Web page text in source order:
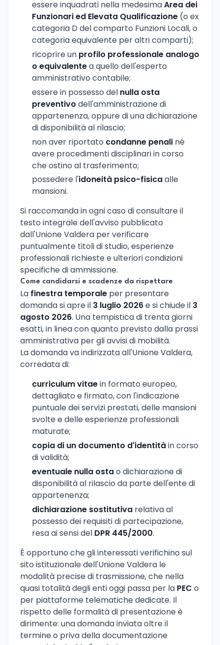
essere inquadrati nella medesimaArea dei
Funzionari ed Elevata Qualificazione (o ex
categoria D del comparto Funzioni Locali, o
categoria equivalente per altri comparti);
ricoprire un profilo professionale analogo
o equivalentea quello dell'esperto
amministrativo contabile;
essere in possesso del nulla osta
preventivo dell'amministrazione di
appartenenza, oppure di una dichiarazione
di disponibilità al rilascio;
non aver riportato condanne penali né
avere procedimenti disciplinari in corso
che ostino al trasferimento;
possedere l'idoneità psico-fisicaalle
mansioni.
Si raccomanda in ogni caso di consultare il
testo integrale dell'avviso pubblicato
dall'Unione Valdera per verificare
puntualmente titoli di studio, esperienze
professionali richieste e ulteriori condizioni
specifiche di ammissione.
Come candidarsi e scadenze da rispettare
La finestra temporale per presentare
domanda si apre il 3 luglio 2026e si chiude il 3
agosto 2026. Una tempistica di trenta giorni
esatti, in linea con quanto previsto dalla prassi
amministrativa per gli avvisi di mobilità.
La domanda va indirizzata all'Unione Valdera,
corredata di:
curriculum vitaein formato europeo,
dettagliato e firmato, con l'indicazione
puntuale dei servizi prestati, delle mansioni
svolte e delle esperienze professionali
maturate;
copia di un documento d'identitàin corso
di validità;
eventuale nulla ostao dichiarazione di
disponibilità al rilascio da parte dell'ente di
appartenenza;
dichiarazione sostitutiva relativa al
possesso dei requisiti di partecipazione,
resa ai sensi del DPR 445/2000.
È opportuno che gli interessati verifichino sul
sito istituzionale dell'Unione Valdera le
modalità precise di trasmissione, che nella
quasi totalità degli enti oggi passa per la PEC o
per piattaforme telematiche dedicate. Il
rispetto delle formalità di presentazione è
dirimente: una domanda inviata oltre il
termine o priva della documentazione